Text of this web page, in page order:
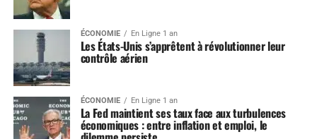
ÉCONOMIE En Ligne 1 an
Les États-Unis s’apprêtent à révolutionner leur
contrôle aérien
ÉCONOMIE En Ligne 1 an
La Fed maintient ses taux face aux turbulences
économiques : entre inflation et emploi, le